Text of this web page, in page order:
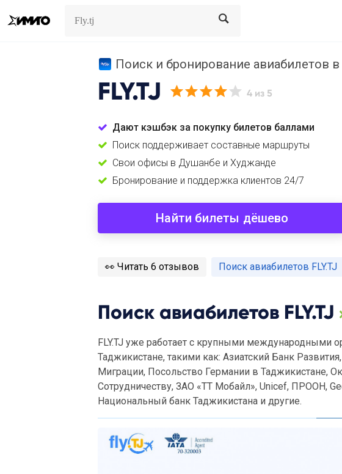
Search
Поиск и бронирование авиабилетов
FLY.TJ 4 из 5
Дают кэшбэк за покупку билетов баллами
Поиск поддерживает составные маршруты
Свои офисы в Душанбе и Худжанде
Бронирование и поддержка клиентов 24/7
Найти билеты дёшево
️👀 Читать 6 отзывов Поиск авиабилетов FLY.TJ
Поиск авиабилетов FLY.TJ
FLY.TJ уже работает с крупными международными
Таджикистане, такими как: Азиатский Банк
Миграции, Посольство Германии в Таджикистане,
Сотрудничеству, ЗАО «ТТ Мобайл», Unicef, ПРООН,
Национальный банк Таджикистана и другие.